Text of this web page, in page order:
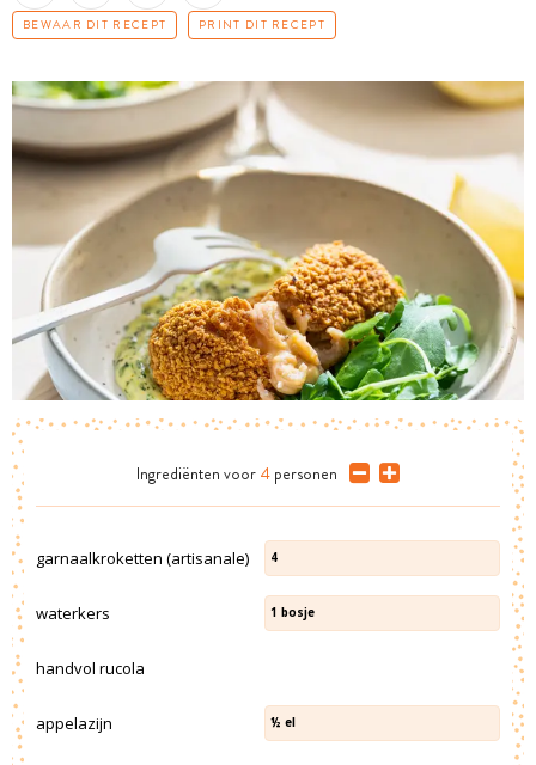
BEWAAR DIT RECEPT PRINT DIT RECEPT
Ingrediënten voor 4 personen
garnaalkroketten (artisanale) 4
waterkers 1 bosje
handvol rucola
appelazijn ½ el